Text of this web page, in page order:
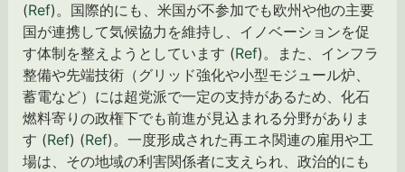
(Ref)。国際的にも、米国が不参加でも欧州や他の主要
国が連携して気候協力を維持し、イノベーションを促
す体制を整えようとしています (Ref)。また、インフラ
整備や先端技術（グリッド強化や小型モジュール炉、
蓄電など）には超党派で一定の支持があるため、化石
燃料寄りの政権下でも前進が見込まれる分野がありま
す (Ref) (Ref)。一度形成された再エネ関連の雇用や工
場は、その地域の利害関係者に支えられ、政治的にも